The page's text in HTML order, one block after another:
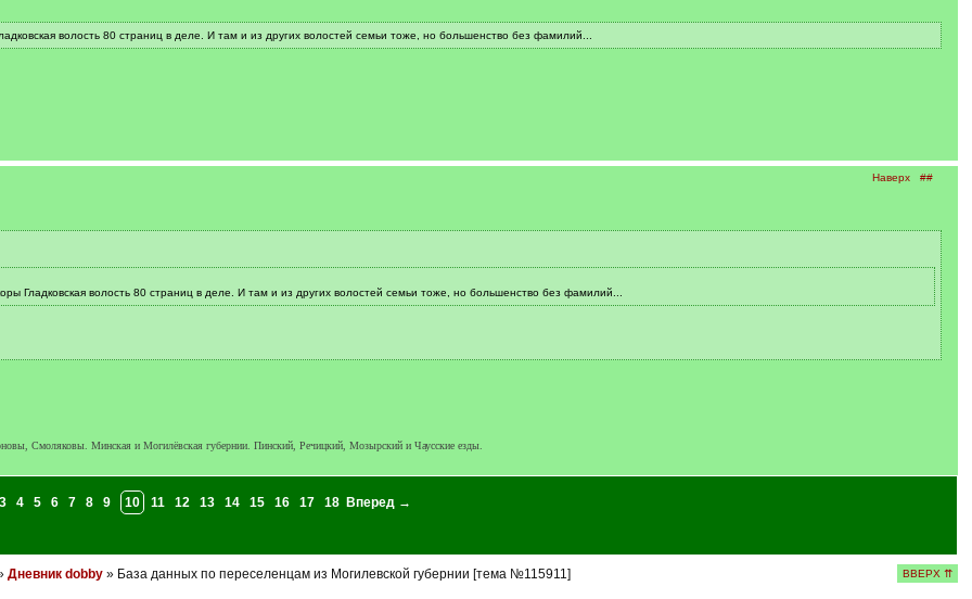
волость 80 страниц в деле. И там и из других волостей семьи тоже, но большенство без фамилий...
Наверх ##
Гладковская волость 80 страниц в деле. И там и из других волостей семьи тоже, но большенство без фамилий...
Смоляковы. Минская и Могилёвская губернии. Пинский, Речицкий, Мозырский и Чаусские езды.
3 4 5 6 7 8 9 10 11 12 13 14 15 16 17 18
Вперед →
Дневник dobby» База данных по переселенцам из Могилевской губернии [тема №115911] ВВЕРХ ⇈